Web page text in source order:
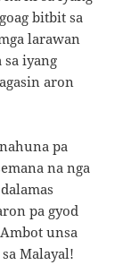
bitbit sa
larawan
iyang
aron
pa
na nga
pa gyod
unsa
Malayal!